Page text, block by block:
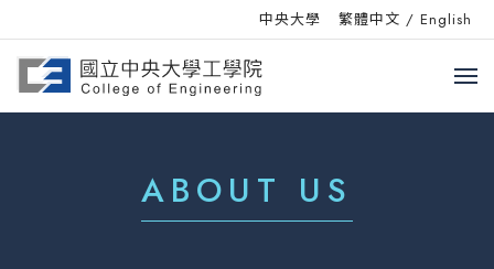
中央大學 繁體中文 / English
ABOUT US